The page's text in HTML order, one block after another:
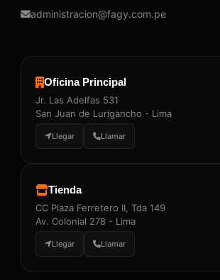
administracion@fagy.com.pe
Oficina Principal
Jr. Las Adelfas 531
San Juan de Lurigancho - Lima
Llegar Llamar
Tienda
CC Plaza Ferretero II, Tda 149
Av. Colonial 278 - Lima
Llegar Llamar